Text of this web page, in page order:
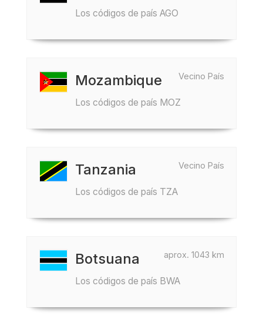
Los códigos de país AGO
Vecino País
Mozambique
Los códigos de país MOZ
Vecino País
Tanzania
Los códigos de país TZA
aprox. 1043 km
Botsuana
Los códigos de país BWA